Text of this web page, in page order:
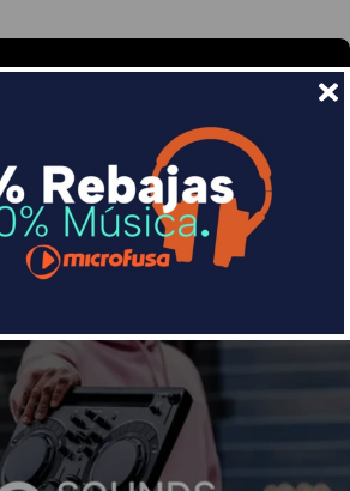
compras con Sequra
o hasta en 18 meses por una
cuota al mes con Sequra
Más info